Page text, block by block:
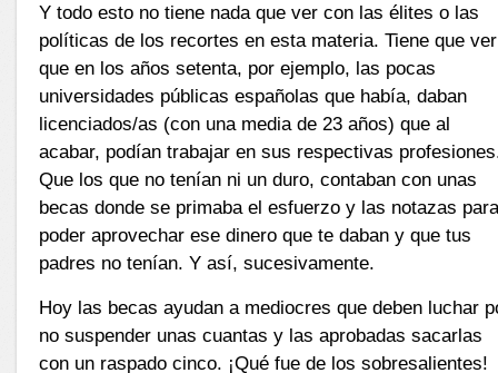
Y todo esto no tiene nada que ver con las élites o las
políticas de los recortes en esta materia. Tiene que ver
que en los años setenta, por ejemplo, las pocas
universidades públicas españolas que había, daban
licenciados/as (con una media de 23 años) que al
acabar, podían trabajar en sus respectivas
Que los que no tenían ni un duro, contaban con unas
becas donde se primaba el esfuerzo y las notazas
poder aprovechar ese dinero que te daban y que tus
padres no tenían. Y así, sucesivamente.
Hoy las becas ayudan a mediocres que deben luchar
no suspender unas cuantas y las aprobadas sacarlas
con un raspado cinco. ¡Qué fue de los sobresalientes!